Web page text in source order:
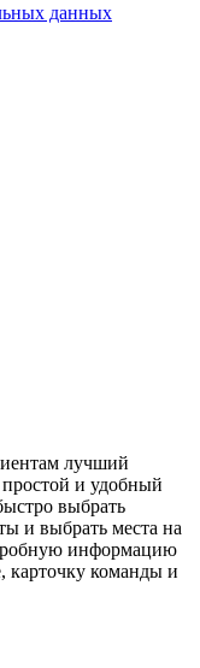
данных
лучший
и удобный
выбрать
и выбрать места на
информацию
карточку команды и